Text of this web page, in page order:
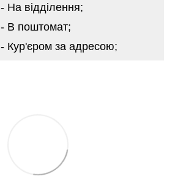
- На відділення;
- В поштомат;
- Кур'єром за адресою;